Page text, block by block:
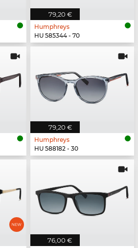
79,20 €
Humphreys
HU 585344 - 70
79,20 €
Humphreys
HU 588182 - 30
76,00 €